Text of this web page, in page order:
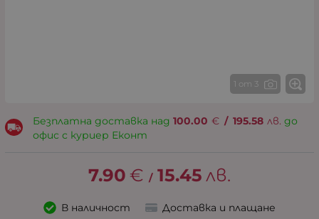
1 от 3
Безплатна доставка над 100.00 € / 195.58 лв. до
офис с куриер Еконт
7.90 € / 15.45 лв.
В наличност Доставка и плащане